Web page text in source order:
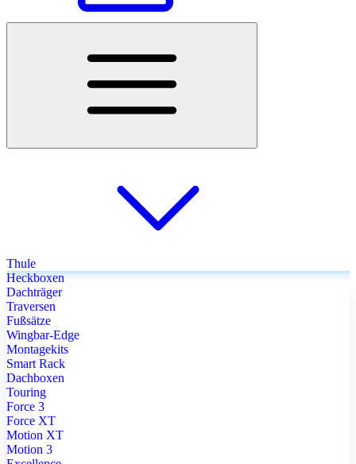
Thule
Heckboxen
Dachträger
Traversen
Fußsätze
Wingbar-Edge
Montagekits
Smart Rack
Dachboxen
Touring
Force 3
Force XT
Motion XT
Motion 3